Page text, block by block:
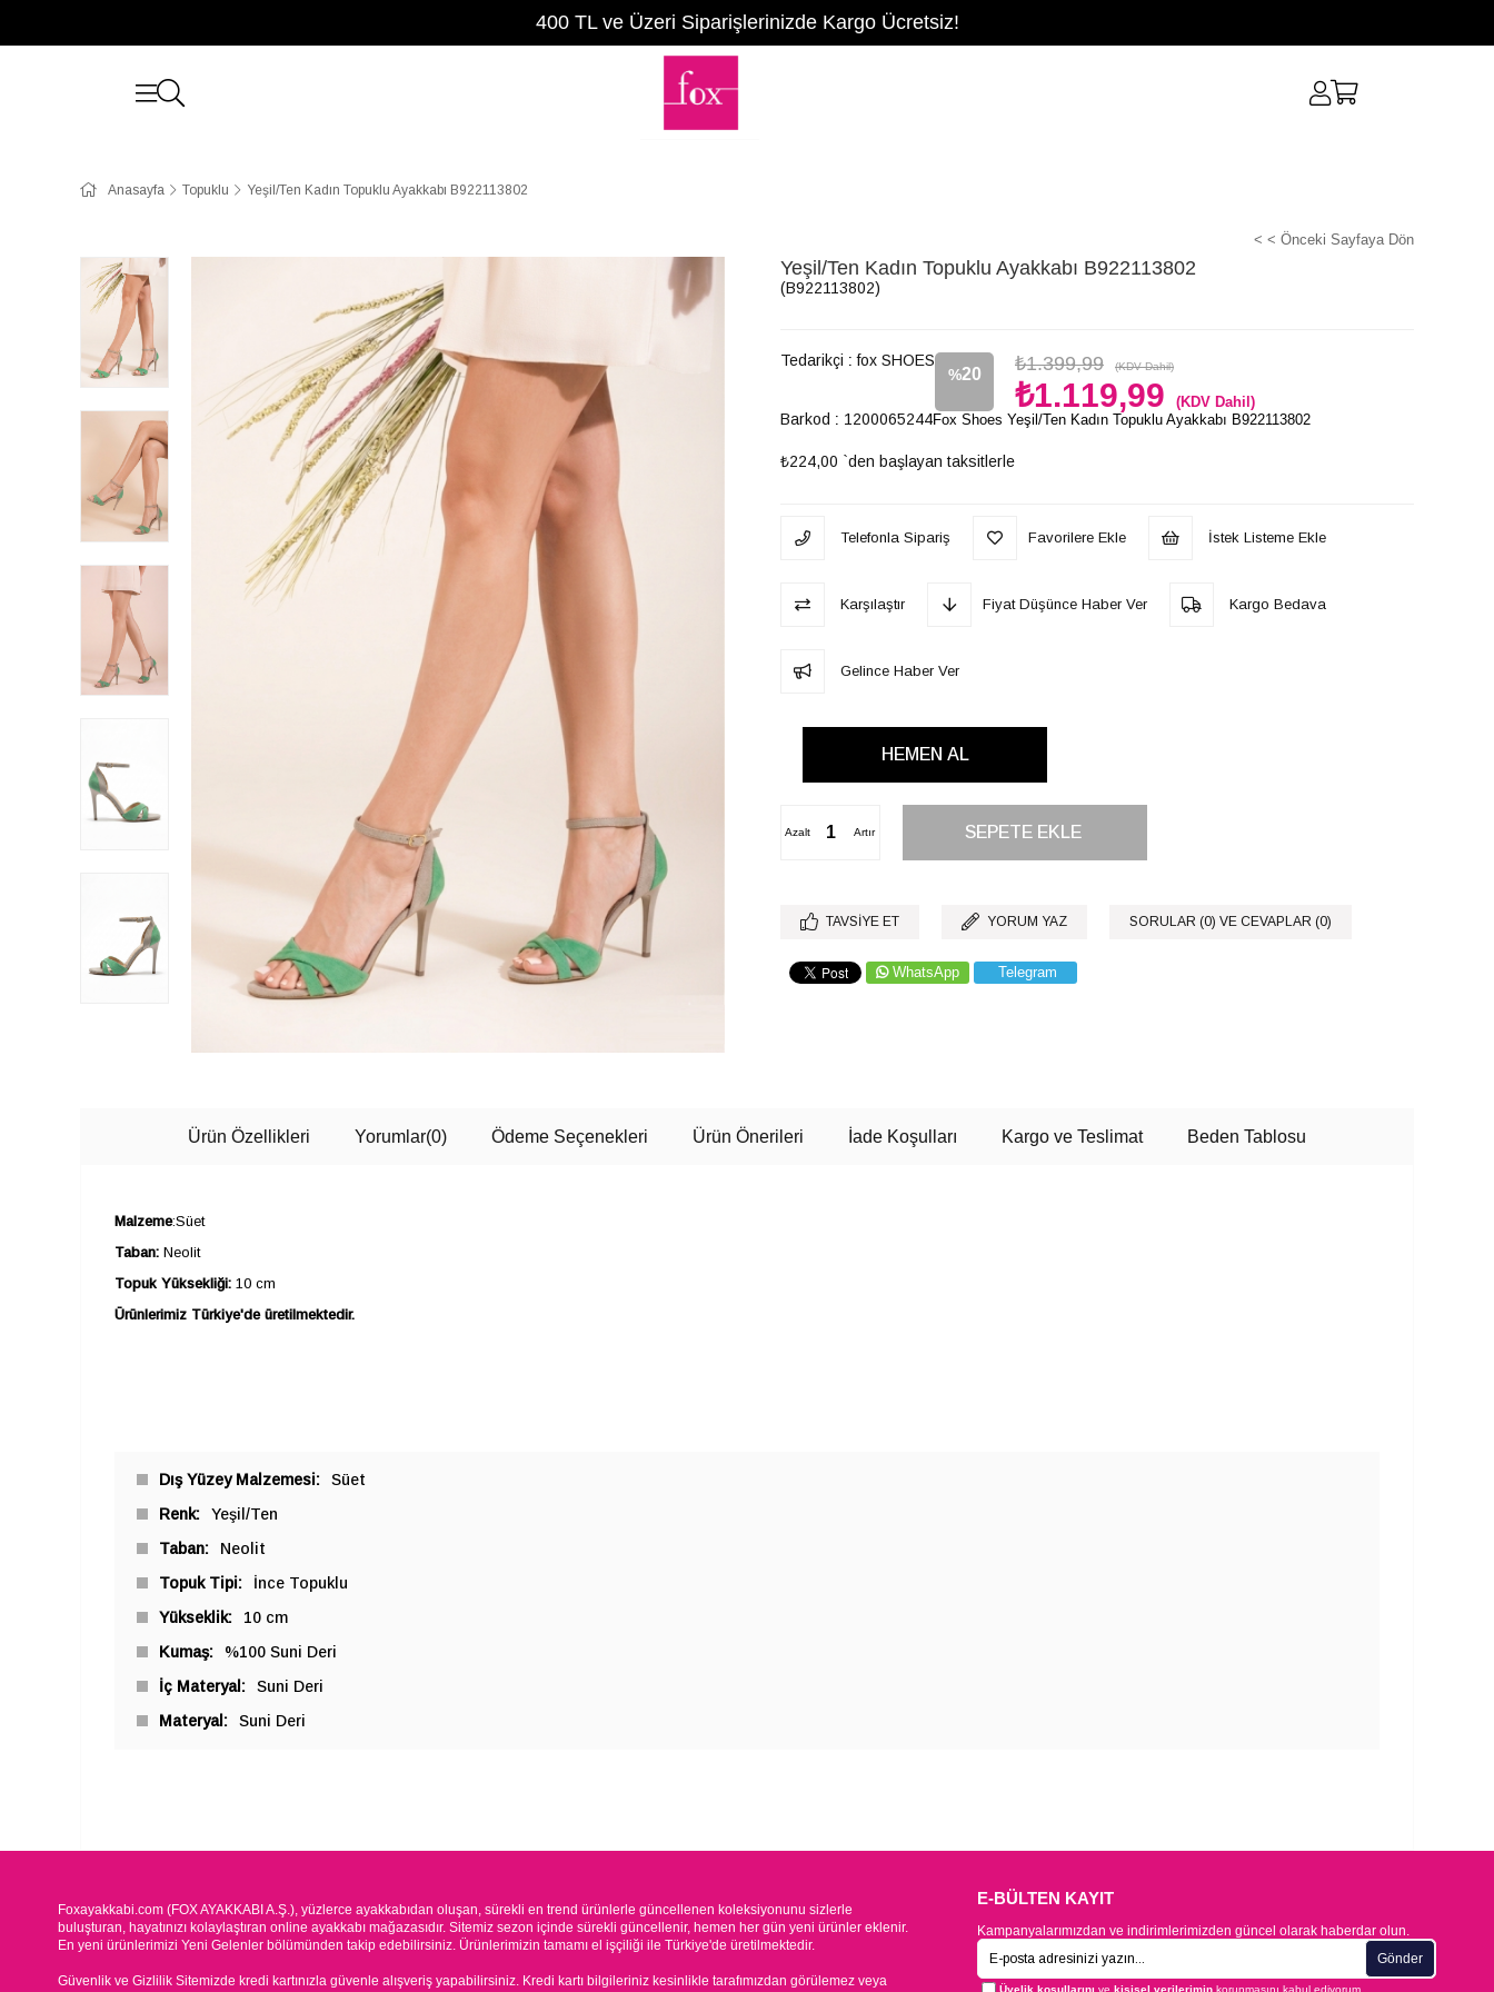
400 TL ve Üzeri Siparişlerinizde Kargo Ücretsiz!
Anasayfa Topuklu Yeşil/Ten Kadın Topuklu Ayakkabı B922113802
< < Önceki Sayfaya Dön
Yeşil/Ten Kadın Topuklu Ayakkabı B922113802
(B922113802)
Tedarikçi : fox SHOES
%20
İndirim
₺1.399,99 (KDV Dahil)
₺1.119,99 (KDV Dahil)
Barkod : 1200065244
₺224,00 `den başlayan taksitlerle
Fox Shoes Yeşil/Ten Kadın Topuklu Ayakkabı B922113802
Telefonla Sipariş Favorilere Ekle İstek Listeme Ekle
Karşılaştır Fiyat Düşünce Haber Ver Kargo Bedava
Gelince Haber Ver
Artır
Azalt
TAVSIYE ET YORUM YAZ SORULAR (0) VE CEVAPLAR (0)
WhatsApp Telegram
Ürün Özellikleri Yorumlar(0) Ödeme Seçenekleri Ürün Önerileri İade Koşulları Kargo ve Teslimat Beden Tablosu
Malzeme:Süet
Taban: Neolit
Topuk Yüksekliği: 10 cm
Ürünlerimiz Türkiye'de üretilmektedir.
Dış Yüzey Malzemesi
Süet
Renk
Yeşil/Ten
Taban
Neolit
Topuk Tipi
İnce Topuklu
Yükseklik
10 cm
Kumaş
%100 Suni Deri
İç Materyal
Suni Deri
Materyal
Suni Deri
Foxayakkabi.com (FOX AYAKKABI A.Ş.), yüzlerce ayakkabıdan oluşan, sürekli en trend ürünlerle güncellenen koleksiyonunu sizlerle
buluşturan, hayatınızı kolaylaştıran online ayakkabı mağazasıdır. Sitemiz sezon içinde sürekli güncellenir, hemen her gün yeni ürünler eklenir.
En yeni ürünlerimizi Yeni Gelenler bölümünden takip edebilirsiniz. Ürünlerimizin tamamı el işçiliği ile Türkiye'de üretilmektedir.
Güvenlik ve Gizlilik Sitemizde kredi kartınızla güvenle alışveriş yapabilirsiniz. Kredi kartı bilgileriniz kesinlikle tarafımızdan görülemez veya
E-BÜLTEN KAYIT
Kampanyalarımızdan ve indirimlerimizden güncel olarak haberdar olun.
Gönder
Üyelik koşullarını ve kişisel verileriminkorunmasını kabul ediyorum.